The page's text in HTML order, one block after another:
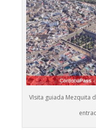
VIsita guiada Mezquita